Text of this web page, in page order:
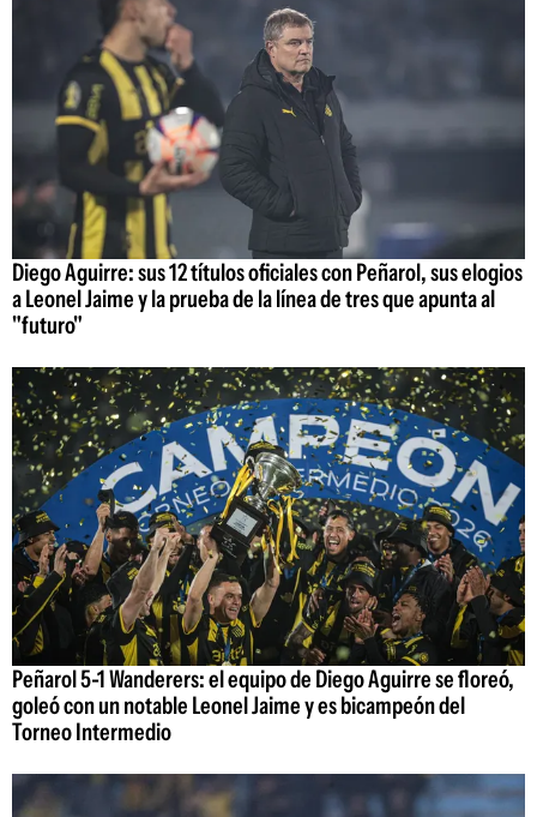
Diego Aguirre: sus 12 títulos oficiales con Peñarol, sus elogios
a Leonel Jaime y la prueba de la línea de tres que apunta al
"futuro"
Peñarol 5-1 Wanderers: el equipo de Diego Aguirre se floreó,
goleó con un notable Leonel Jaime y es bicampeón del
Torneo Intermedio